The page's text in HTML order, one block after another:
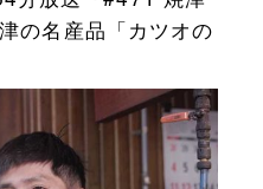
の名産品「カツオの